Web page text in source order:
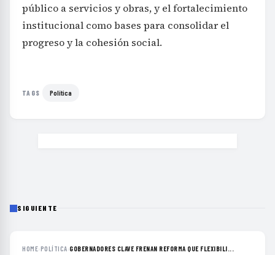
público a servicios y obras, y el fortalecimiento
institucional como bases para consolidar el
progreso y la cohesión social.
TAGS Política
SIGUIENTE
HOME›POLÍTICA›GOBERNADORES CLAVE FRENAN REFORMA QUE FLEXIBILI...